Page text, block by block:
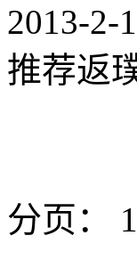
2013-2-
推荐返
分页：